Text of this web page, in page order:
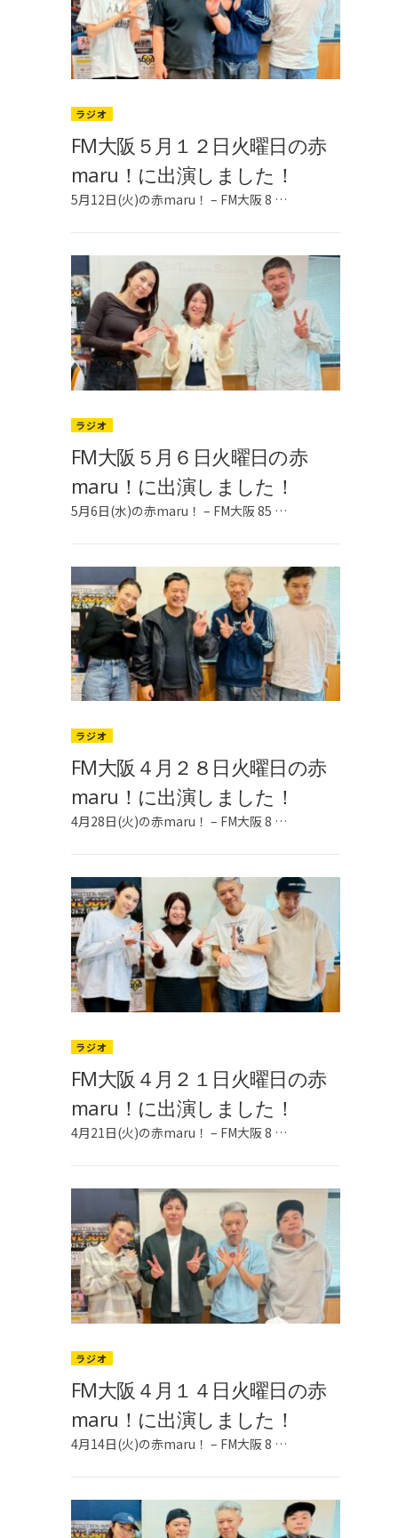
ラジオ
FM大阪５月１２日火曜日の赤
maru！に出演しました！
5月12日(火)の赤maru！ – FM大阪 8 …
ラジオ
FM大阪５月６日火曜日の赤
maru！に出演しました！
5月6日(水)の赤maru！ – FM大阪 85 …
ラジオ
FM大阪４月２８日火曜日の赤
maru！に出演しました！
4月28日(火)の赤maru！ – FM大阪 8 …
ラジオ
FM大阪４月２１日火曜日の赤
maru！に出演しました！
4月21日(火)の赤maru！ – FM大阪 8 …
ラジオ
FM大阪４月１４日火曜日の赤
maru！に出演しました！
4月14日(火)の赤maru！ – FM大阪 8 …